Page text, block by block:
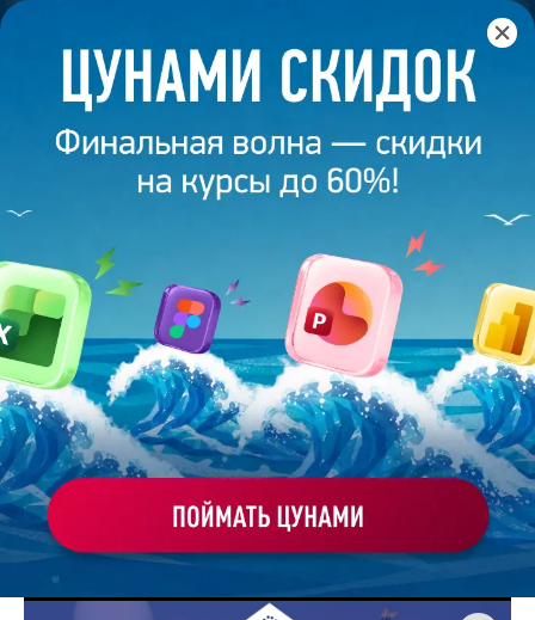
Главная /Банк слайдов / Презентация 574 – Работа
выполнена выпускником академии презентаций
Bonnie&Slide
ПРЕЗЕНТАЦИЯ 574 - РАБОТА
ВЫПОЛНЕНА ВЫПУСКНИКОМ
АКАДЕМИИ ПРЕЗЕНТАЦИЙ
BONNIE&SLIDE
Моё избранное
Работа
студента
ХОЧУ ЗАКАЗАТЬ ТАКУЮ ПРЕЗЕНТАЦИЮ